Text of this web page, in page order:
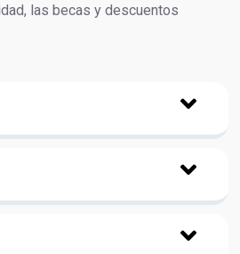
las becas y descuentos